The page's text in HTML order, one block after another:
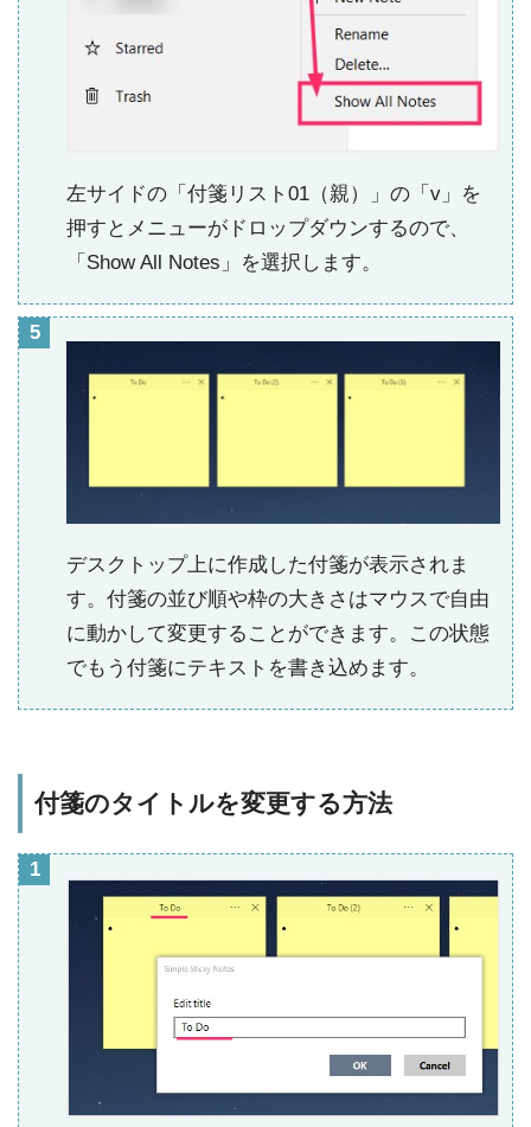
左サイドの「付箋リスト01（親）」の「v」を
押すとメニューがドロップダウンするので、
「Show All Notes」を選択します。
デスクトップ上に作成した付箋が表示されま
す。付箋の並び順や枠の大きさはマウスで自由
に動かして変更することができます。この状態
でもう付箋にテキストを書き込めます。
付箋のタイトルを変更する方法